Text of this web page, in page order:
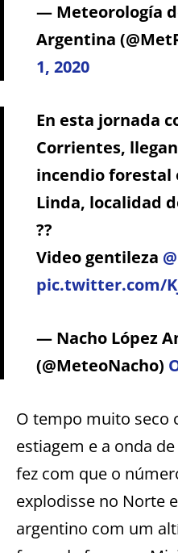
— Meteorología
Argentina
1, 2020
En esta jornada
Corrientes,
incendio forestal
Linda, localidad
??
Video gentileza
pic.twitter.com/
— Nacho López
(@MeteoNacho)
O tempo muito seco
estiagem e a onda
fez com que o
explodisse no Norte
argentino com um